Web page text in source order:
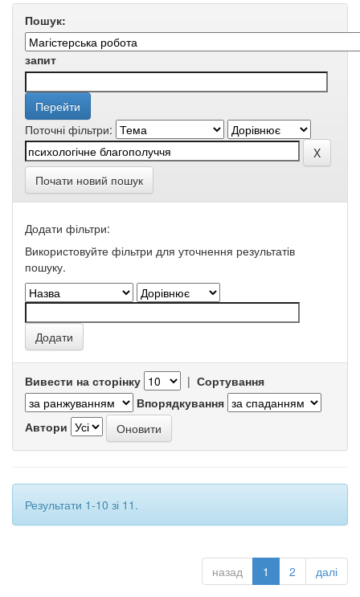
Пошук:
запит
Поточні фільтри:
Почати новий пошук
Додати фільтри:
Використовуйте фільтри для уточнення результатів
пошуку.
Вивести на сторінку | Сортування
Впорядкування
Автори
Результати 1-10 зі 11.
назад 1 2 далі